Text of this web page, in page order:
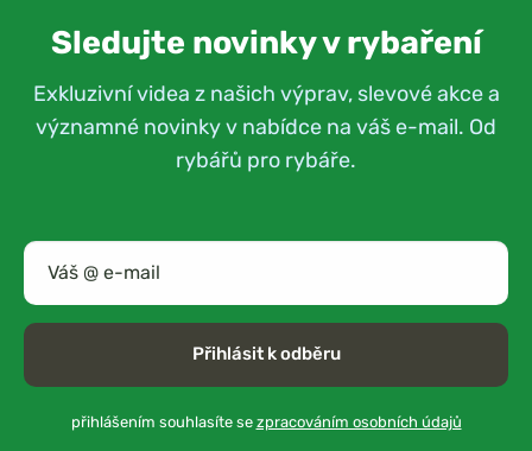
Sledujte novinky v rybaření
Exkluzivní videa z našich výprav, slevové akce a
významné novinky v nabídce na váš e-mail. Od
rybářů pro rybáře.
Přihlásit k odběru
přihlášením souhlasíte se zpracováním osobních údajů